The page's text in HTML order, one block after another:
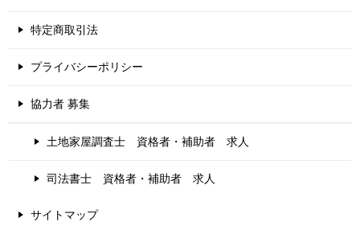
特定商取引法
プライバシーポリシー
協力者 募集
土地家屋調査士 資格者・補助者 求人
司法書士 資格者・補助者 求人
サイトマップ